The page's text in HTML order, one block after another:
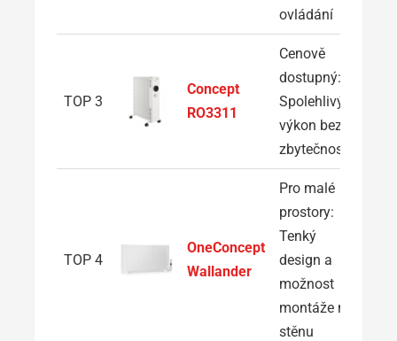
ovládání
TOP 3
Concept
RO3311
Cenově
dostupný:
Spolehlivý
výkon bez
zbytečností
TOP 4
OneConcept
Wallander
Pro malé
prostory:
Tenký
design a
možnost
montáže na
stěnu